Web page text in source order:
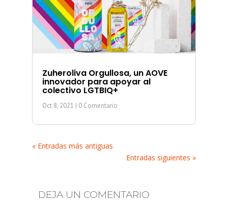
Zuheroliva Orgullosa, un AOVE
innovador para apoyar al
colectivo LGTBIQ+
Oct 8, 2021 | 0 Comentario
« Entradas más antiguas
Entradas siguientes »
DEJA UN COMENTARIO